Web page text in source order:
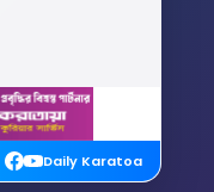
Daily Karatoa